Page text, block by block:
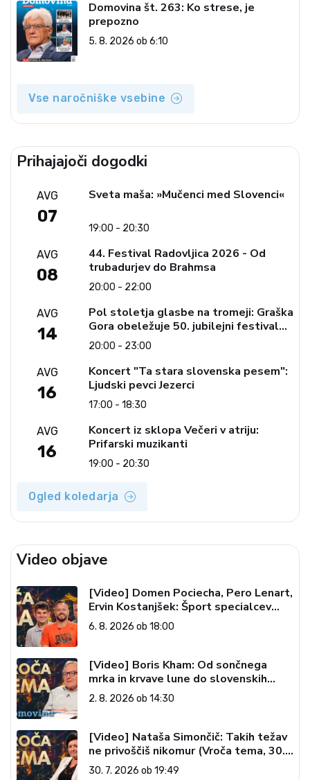
Domovina št. 263: Ko strese, je
prepozno
5. 8. 2026 ob 6:10
Vse naročniške vsebine
Prihajajoči dogodki
AVG
07
Sveta maša: »Mučenci med Slovenci«
19:00 - 20:30
AVG
08
44. Festival Radovljica 2026 - Od
trubadurjev do Brahmsa
20:00 - 22:00
AVG
14
Pol stoletja glasbe na tromeji: Graška
Gora obeležuje 50. jubilejni festival
narodno-zabavne glasbe
20:00 - 23:00
AVG
16
Koncert "Ta stara slovenska pesem":
Ljudski pevci Jezerci
17:00 - 18:30
AVG
16
Koncert iz sklopa Večeri v atriju:
Prifarski muzikanti
19:00 - 20:30
Ogled koledarja
Video objave
[Video] Domen Pociecha, Pero Lenart,
Ervin Kostanjšek: Šport specialcev
(Vroča tema, 6. 8. 2026)
6. 8. 2026 ob 18:00
[Video] Boris Kham: Od sončnega
mrka in krvave lune do slovenskih
pečatov v vesolju (Vroča tema, 2. 8.
2026)
2. 8. 2026 ob 14:30
[Video] Nataša Simončič: Takih težav
ne privoščiš nikomur (Vroča tema, 30.
7. 2026)
30. 7. 2026 ob 19:49